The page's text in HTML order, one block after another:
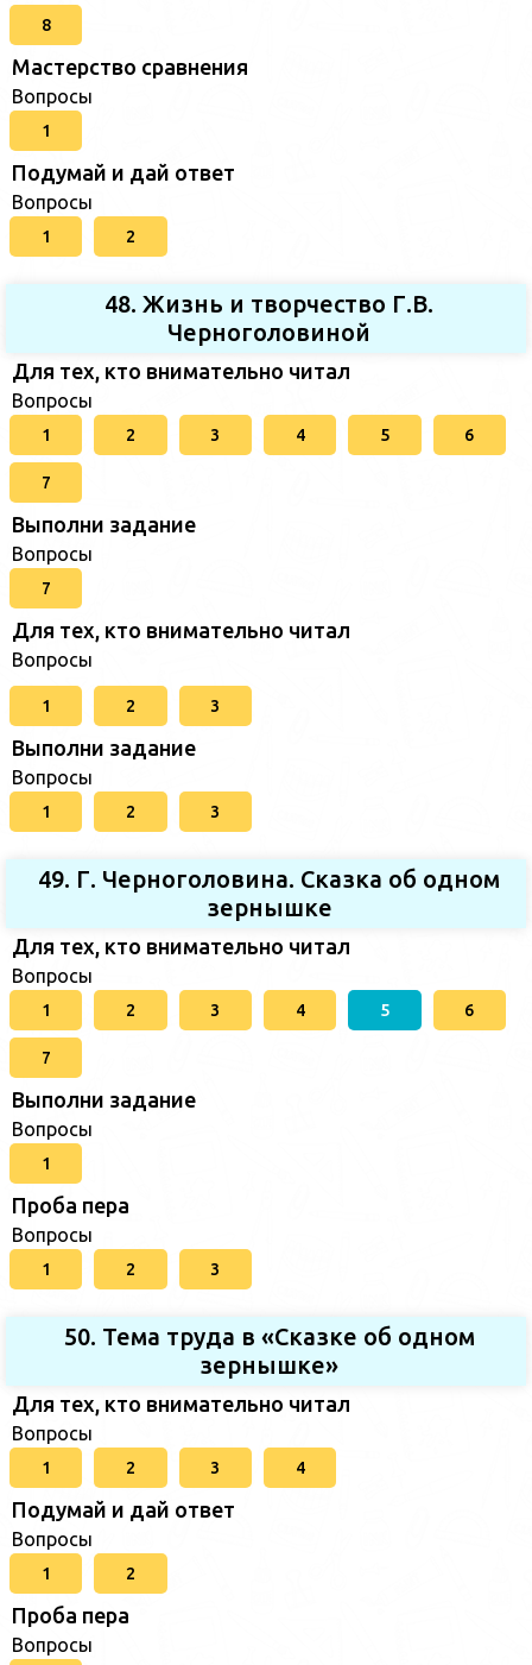
8
Мастерство сравнения
Вопросы
1
Подумай и дай ответ
Вопросы
1 2
48. Жизнь и творчество Г.В.
Черноголовиной
Для тех, кто внимательно читал
Вопросы
1 2 3 4 5 6
7
Выполни задание
Вопросы
7
Для тех, кто внимательно читал
Вопросы
1 2 3
Выполни задание
Вопросы
1 2 3
49. Г. Черноголовина. Сказка об одном
зернышке
Для тех, кто внимательно читал
Вопросы
1 2 3 4 5 6
7
Выполни задание
Вопросы
1
Проба пера
Вопросы
1 2 3
50. Тема труда в «Сказке об одном
зернышке»
Для тех, кто внимательно читал
Вопросы
1 2 3 4
Подумай и дай ответ
Вопросы
1 2
Проба пера
Вопросы